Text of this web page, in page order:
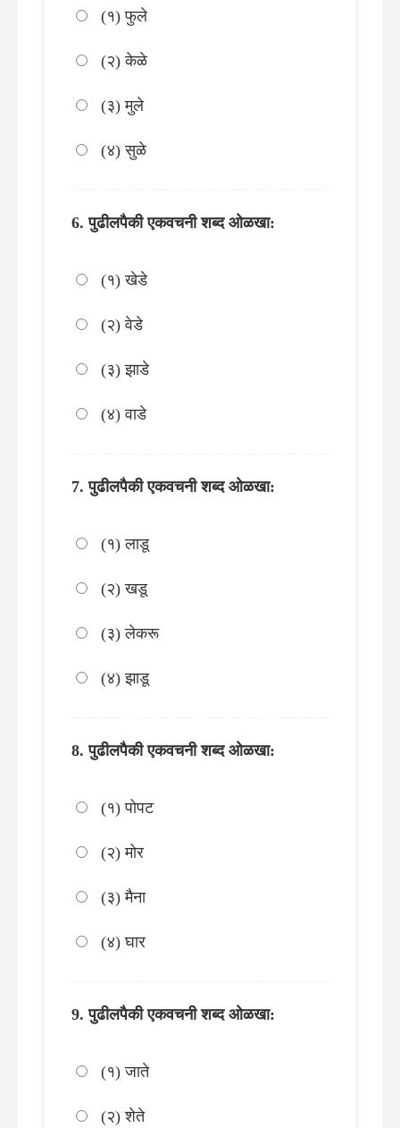
(१) फुले
(२) केळे
(३) मुले
(४) सुळे
पुढीलपैकी एकवचनी शब्द ओळखा:
(१) खेडे
(२) वेडे
(३) झाडे
(४) वाडे
पुढीलपैकी एकवचनी शब्द ओळखा:
(१) लाडू
(२) खडू
(३) लेकरू
(४) झाडू
पुढीलपैकी एकवचनी शब्द ओळखा:
(१) पोपट
(२) मोर
(३) मैना
(४) घार
पुढीलपैकी एकवचनी शब्द ओळखा:
(१) जाते
(२) शेते